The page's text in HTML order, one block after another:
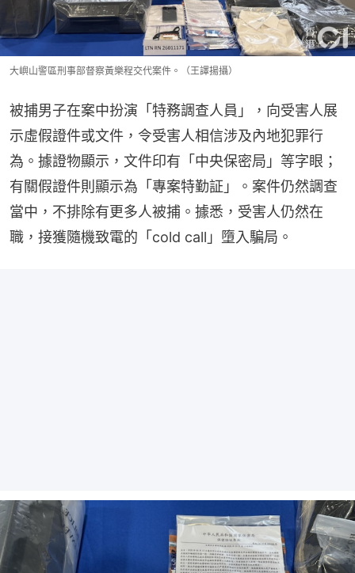
大嶼山警區刑事部督察黃樂程交代案件。（王譯揚攝）
被捕男子在案中扮演「特務調查人員」，向受害人展
示虛假證件或文件，令受害人相信涉及內地犯罪行
為。據證物顯示，文件印有「中央保密局」等字眼；
有關假證件則顯示為「專案特勤証」。案件仍然調查
當中，不排除有更多人被捕。據悉，受害人仍然在
職，接獲隨機致電的「cold call」墮入騙局。